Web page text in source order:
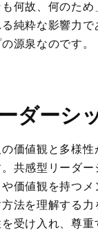
何故、何のため
純粋な影響力
源泉なのです。
ダーシ
価値観と多様性
共感型リーダー
価値観を持つメ
法を理解する力
受け入れ、尊重